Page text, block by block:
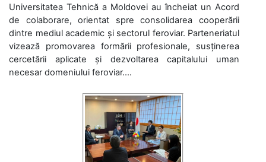
Universitatea Tehnică a Moldovei au încheiat un Acord
de colaborare, orientat spre consolidarea cooperării
dintre mediul academic și sectorul feroviar. Parteneriatul
vizează promovarea formării profesionale, susținerea
cercetării aplicate și dezvoltarea capitalului uman
necesar domeniului feroviar....